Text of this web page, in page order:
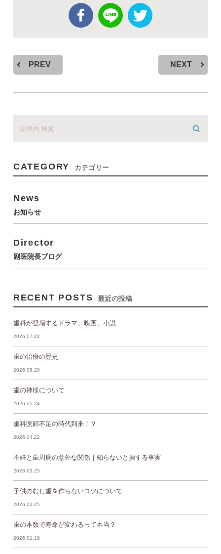
PREV NEXT
CATEGORY カテゴリー
News
お知らせ
Director
副医院長ブログ
RECENT POSTS 最近の投稿
歯科が登場するドラマ、映画、小説
2026.07.22
歯の治療の歴史
2026.06.20
歯の神様について
2026.05.24
歯科医師不足の時代到来！？
2026.04.22
不妊と歯周病の意外な関係｜知らないと損する事実
2026.03.25
子供のむし歯を作らないコツについて
2026.02.25
歯の本数で寿命が変わるって本当？
2026.01.19